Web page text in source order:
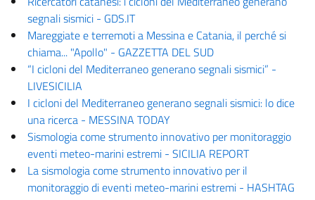
segnali sismici - GDS.IT
Mareggiate e terremoti a Messina e Catania, il perché si
chiama... "Apollo" - GAZZETTA DEL SUD
“I cicloni del Mediterraneo generano segnali sismici” -
LIVESICILIA
I cicloni del Mediterraneo generano segnali sismici: lo dice
una ricerca - MESSINA TODAY
Sismologia come strumento innovativo per monitoraggio
eventi meteo-marini estremi - SICILIA REPORT
La sismologia come strumento innovativo per il
monitoraggio di eventi meteo-marini estremi - HASHTAG